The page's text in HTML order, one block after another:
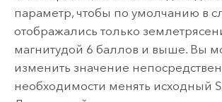
параметр, чтобы по умолчанию в
отображались только
магнитудой 6 баллов и выше. Вы
изменить значение
необходимости менять исходный